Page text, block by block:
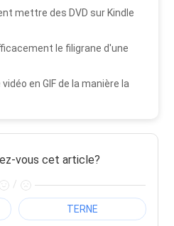
mettre des DVD sur Kindle
le filigrane d'une
en GIF de la manière la
vous cet article?
/
TERNE